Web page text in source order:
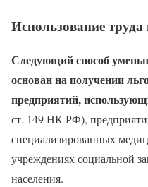
Использование
Следующий способ
основан на получении
предприятий,
ст. 149 НК РФ),
специализированных
учреждениях социальной
населения.